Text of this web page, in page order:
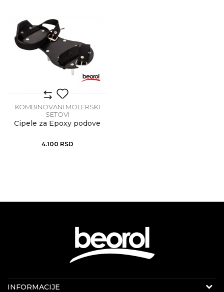
KOMBINOVANI MOLERSKI
SETOVI
Cipele za Epoxy podove
4.100 RSD
KONTAKT PODACI
INFORMACIJE